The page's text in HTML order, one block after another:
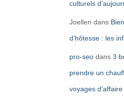
culturels
Joellen dans
d’hôtesse : les
pro-seodans 3
prendre un
voyages